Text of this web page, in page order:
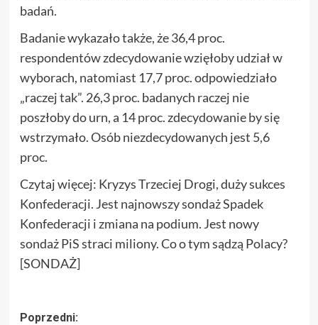
badań.
Badanie wykazało także, że 36,4 proc.
respondentów zdecydowanie wzięłoby udział w
wyborach, natomiast 17,7 proc. odpowiedziało
„raczej tak”. 26,3 proc. badanych raczej nie
poszłoby do urn, a 14 proc. zdecydowanie by się
wstrzymało. Osób niezdecydowanych jest 5,6
proc.
Czytaj więcej: Kryzys Trzeciej Drogi, duży sukces
Konfederacji. Jest najnowszy sondaż Spadek
Konfederacji i zmiana na podium. Jest nowy
sondaż PiS straci miliony. Co o tym sądzą Polacy?
[SONDAŻ]
Zobacz
Poprzedni: